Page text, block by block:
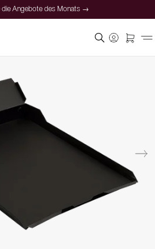
die Angebote des Monats →